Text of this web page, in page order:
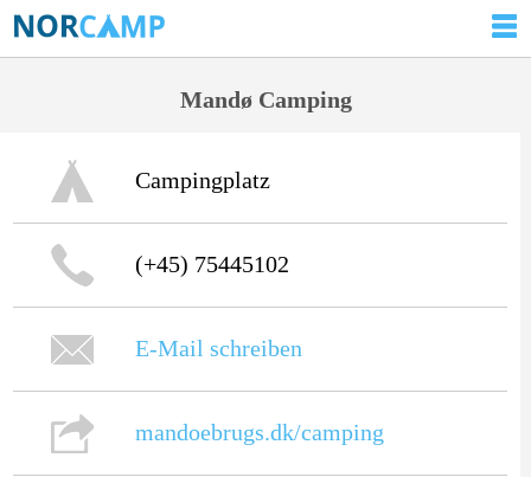
Mandø Camping
Campingplatz
(+45) 75445102
E-Mail schreiben
mandoebrugs.dk/camping